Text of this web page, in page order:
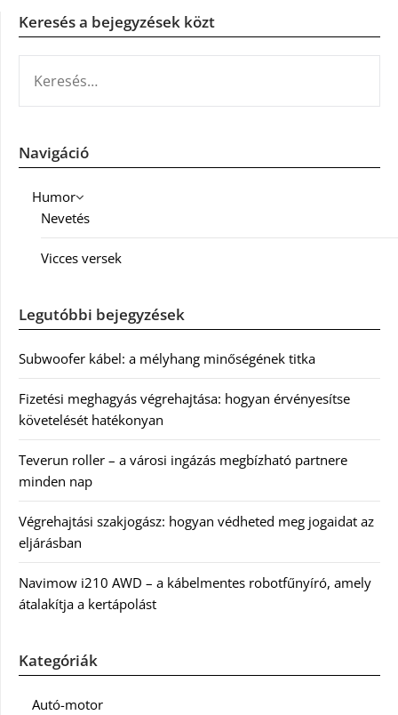
Keresés a bejegyzések közt
Navigáció
Humor
Nevetés
Vicces versek
Legutóbbi bejegyzések
Subwoofer kábel: a mélyhang minőségének titka
Fizetési meghagyás végrehajtása: hogyan érvényesítse
követelését hatékonyan
Teverun roller – a városi ingázás megbízható partnere
minden nap
Végrehajtási szakjogász: hogyan védheted meg jogaidat az
eljárásban
Navimow i210 AWD – a kábelmentes robotfűnyíró, amely
átalakítja a kertápolást
Kategóriák
Autó-motor